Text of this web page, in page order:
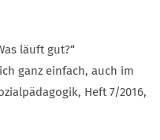
läuft gut?“
ganz einfach, auch im
Heft 7/2016,